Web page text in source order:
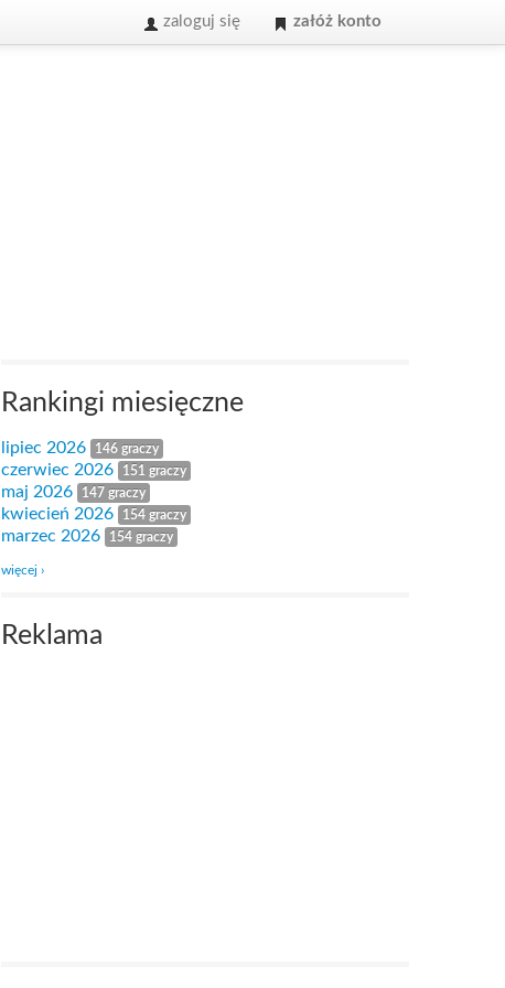
zaloguj się załóż konto
Rankingi miesięczne
lipiec 2026 146 graczy
czerwiec 2026 151 graczy
maj 2026 147 graczy
kwiecień 2026 154 graczy
marzec 2026 154 graczy
więcej ›
Reklama